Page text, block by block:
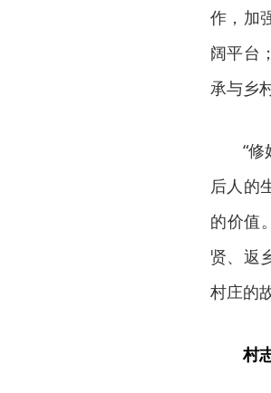
作，加
阔平台
承与乡
“
后人的
的价值
贤、返
村庄的
村